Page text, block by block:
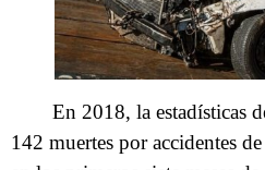
En 2018, la estadísticas
142 muertes por accidentes